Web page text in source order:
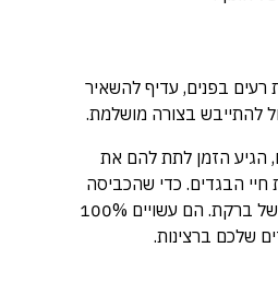
רעים בפנים, עדיף להשאיר
להתייבש בצורה מושלמת.
הגיע הזמן לתת להם את
חיי הבגדים. כדי שהכביסה
הנקייה לא תקבל בטעות כתמי חלודה ממתלה מיושן, מומלץ להשתמש במתלי הכביסה של ברקת. הם עשויים 100%
שלכם ברצינות.